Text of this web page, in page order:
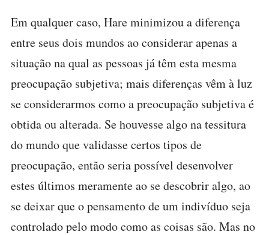
Em qualquer caso, Hare minimizou a diferença
entre seus dois mundos ao considerar apenas a
situação na qual as pessoas já têm esta mesma
preocupação subjetiva; mais diferenças vêm à luz
se considerarmos como a preocupação subjetiva é
obtida ou alterada. Se houvesse algo na tessitura
do mundo que validasse certos tipos de
preocupação, então seria possível desenvolver
estes últimos meramente ao se descobrir algo, ao
se deixar que o pensamento de um indivíduo seja
controlado pelo modo como as coisas são. Mas no